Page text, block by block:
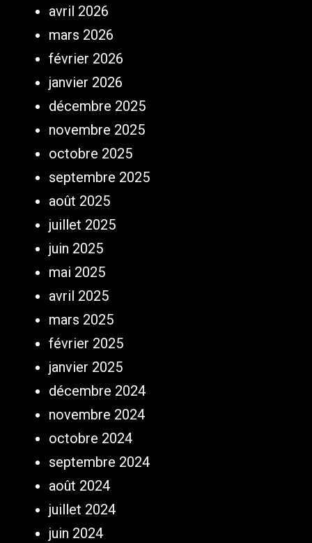
avril 2026
mars 2026
février 2026
janvier 2026
décembre 2025
novembre 2025
octobre 2025
septembre 2025
août 2025
juillet 2025
juin 2025
mai 2025
avril 2025
mars 2025
février 2025
janvier 2025
décembre 2024
novembre 2024
octobre 2024
septembre 2024
août 2024
juillet 2024
juin 2024